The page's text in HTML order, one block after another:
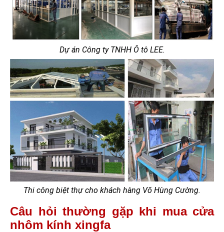
Dự án Công ty TNHH Ô tô LEE.
Thi công biệt thự cho khách hàng Võ Hùng Cường.
Câu hỏi thường gặp khi mua cửa
nhôm kính xingfa